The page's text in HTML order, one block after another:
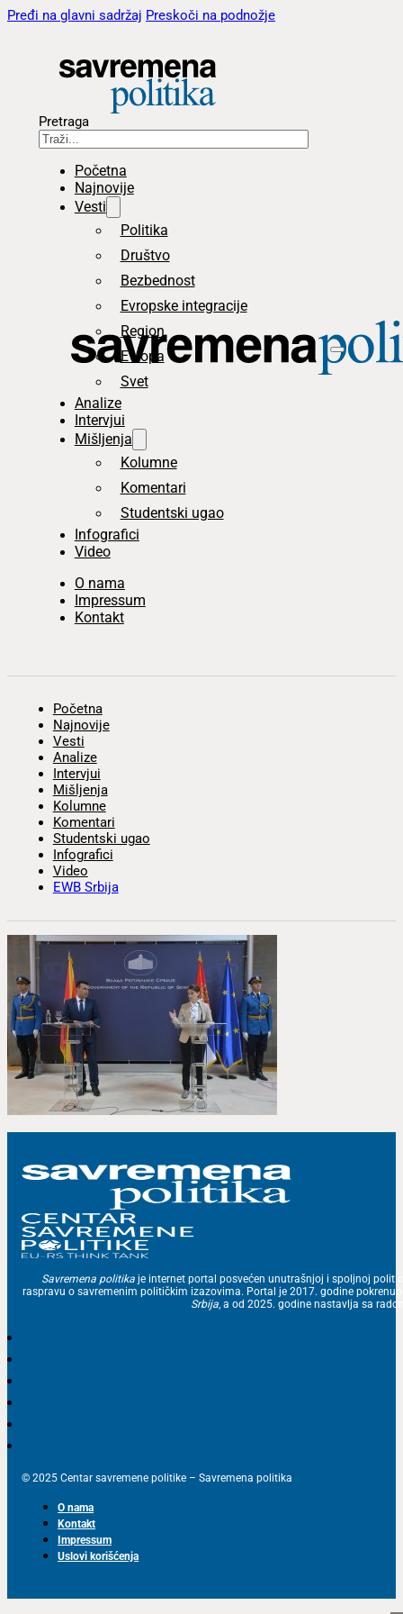
Pređi na glavni sadržaj Preskoči na podnožje
Pretraga
Početna
Najnovije
Vesti
Politika
Društvo
Bezbednost
Evropske integracije
Region
Evropa
Svet
Analize
Intervjui
Mišljenja
Kolumne
Komentari
Studentski ugao
Infografici
Video
O nama
Impressum
Kontakt
Početna
Najnovije
Vesti
Analize
Intervjui
Mišljenja
Kolumne
Komentari
Studentski ugao
Infografici
Video
EWB Srbija
Savremena politika je internet portal posvećen unutrašnjoj i spoljnoj
raspravu o savremenim političkim izazovima. Portal je 2017. godine
Srbija, a od 2025. godine nastavlja sa
© 2025 Centar savremene politike – Savremena politika
O nama
Kontakt
Impressum
Uslovi korišćenja